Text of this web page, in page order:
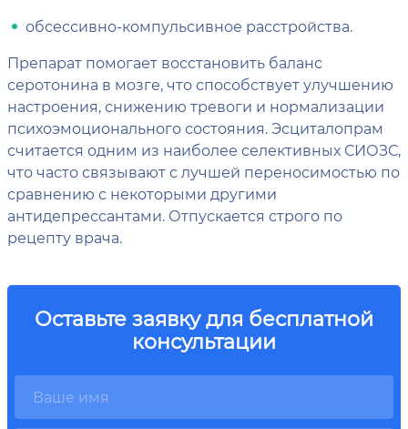
обсессивно-компульсивное расстройства.
Препарат помогает восстановить баланс
серотонина в мозге, что способствует улучшению
настроения, снижению тревоги и нормализации
психоэмоционального состояния. Эсциталопрам
считается одним из наиболее селективных СИОЗС,
что часто связывают с лучшей переносимостью по
сравнению с некоторыми другими
антидепрессантами. Отпускается строго по
рецепту врача.
Оставьте заявку для бесплатной
консультации